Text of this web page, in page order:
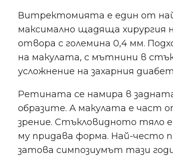
Витректомията е един от
максимално щадяща хирургия
отвора с големина 0,4 мм.
на макулата, с мътнини в
усложнение на захарния
Ретината се намира в
образите. А макулата е част
зрение. Стъкловидното тяло
му придава форма. Най-често
затова симпозиумът тази